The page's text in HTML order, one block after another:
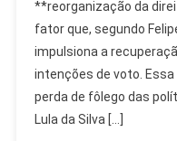
Flávio
**reorganização da
fator que, segundo
impulsiona a
intenções de voto.
perda de fôlego das
Lula da Silva […]